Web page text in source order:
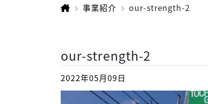
事業紹介 our-strength-2
our-strength-2
2022年05月09日